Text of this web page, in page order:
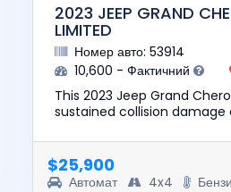
2023 JEEP GRAND
LIMITED
Номер авто: 53914
10,600 - Фактичний
This 2023 Jeep Grand
sustained collision damage
drive. The pre-total loss
$25,900
Автомат 4x4